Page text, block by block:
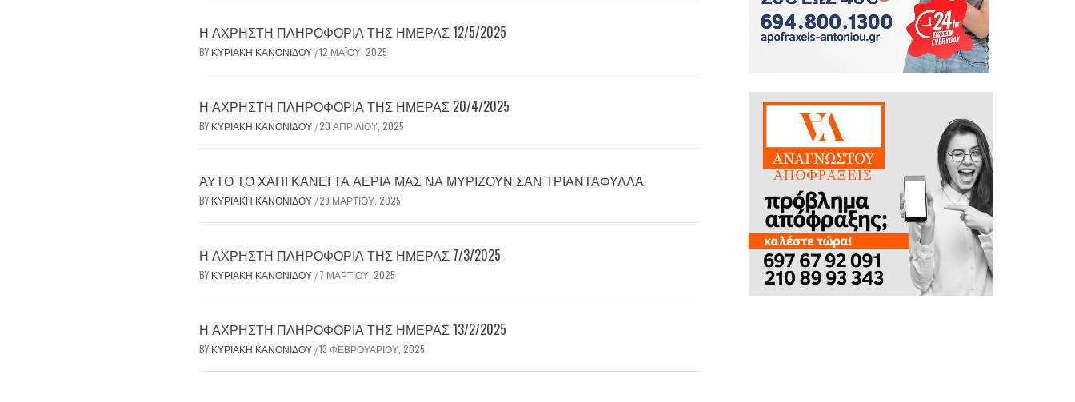
Η ΆΧΡΗΣΤΗ ΠΛΗΡΟΦΟΡΊΑ ΤΗΣ ΗΜΈΡΑΣ 12/5/2025
BY ΚΥΡΙΑΚΉ ΚΑΝΟΝΊΔΟΥ /12 ΜΑΪ́ΟΥ, 2025
Η ΆΧΡΗΣΤΗ ΠΛΗΡΟΦΟΡΊΑ ΤΗΣ ΗΜΈΡΑΣ 20/4/2025
BY ΚΥΡΙΑΚΉ ΚΑΝΟΝΊΔΟΥ /20 ΑΠΡΙΛΊΟΥ, 2025
ΑΥΤΌ ΤΟ ΧΆΠΙ ΚΆΝΕΙ ΤΑ ΑΈΡΙΆ ΜΑΣ ΝΑ ΜΥΡΊΖΟΥΝ ΣΑΝ ΤΡΙΑΝΤΆΦΥΛΛΑ
BY ΚΥΡΙΑΚΉ ΚΑΝΟΝΊΔΟΥ /29 ΜΑΡΤΊΟΥ, 2025
Η ΆΧΡΗΣΤΗ ΠΛΗΡΟΦΟΡΊΑ ΤΗΣ ΗΜΈΡΑΣ 7/3/2025
BY ΚΥΡΙΑΚΉ ΚΑΝΟΝΊΔΟΥ / 7 ΜΑΡΤΊΟΥ, 2025
Η ΆΧΡΗΣΤΗ ΠΛΗΡΟΦΟΡΊΑ ΤΗΣ ΗΜΈΡΑΣ 13/2/2025
BY ΚΥΡΙΑΚΉ ΚΑΝΟΝΊΔΟΥ /13 ΦΕΒΡΟΥΑΡΊΟΥ, 2025